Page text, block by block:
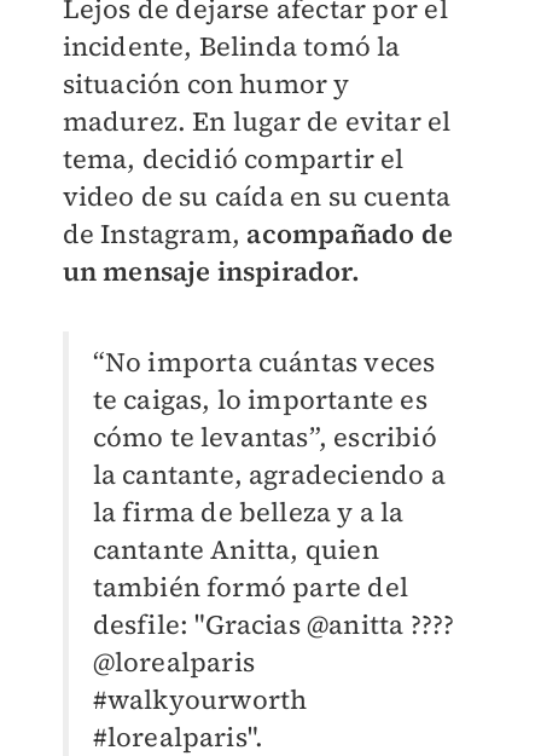
Lejos de dejarse afectar por el
incidente, Belinda tomó la
situación con humor y
madurez. En lugar de evitar el
tema, decidió compartir el
video de su caída en su cuenta
de Instagram, acompañado de
un mensaje inspirador.
“No importa cuántas veces
te caigas, lo importante es
cómo te levantas”, escribió
la cantante, agradeciendo a
la firma de belleza y a la
cantante Anitta, quien
también formó parte del
desfile: "Gracias @anitta ????
@lorealparis
#walkyourworth
#lorealparis".